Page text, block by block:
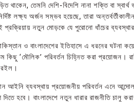
থাকেন, তেমনি দেশি-বিদেশি নানা শক্তি বা
লক্ষ্য অর্জন সম্ভব হয়েছে, তারা
প্রক্রিয়ায় নতুন মোড়কে যে পুরোনো ধাঁচের
ও বাংলাদেশের ইতিহাসে এ ধরনের
কিছু ‘মৌলিক’ পরিবর্তন চিহ্নিত করা প্রয়োজন।
রইল।
আইনি ব্যবস্থায় প্রয়োজনীয় পরিবর্তন এনে
হবে। বাংলাদেশে নতুন ধারার রাজনীতি চালু